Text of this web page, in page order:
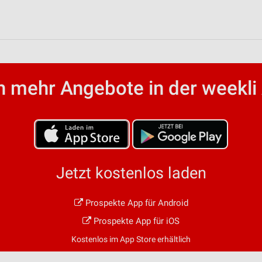
mehr Angebote in der weekli
Jetzt kostenlos laden
Prospekte App für Android
Prospekte App für iOS
Kostenlos im App Store erhältlich